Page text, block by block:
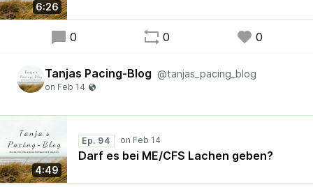
6:26
0 0 0
Tanjas Pacing-Blog @tanjas_pacing_blog
4:49
Ep. 94
Darf es bei ME/CFS Lachen geben?